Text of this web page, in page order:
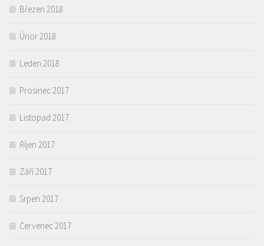
Březen 2018
Únor 2018
Leden 2018
Prosinec 2017
Listopad 2017
Říjen 2017
Září 2017
Srpen 2017
Červenec 2017